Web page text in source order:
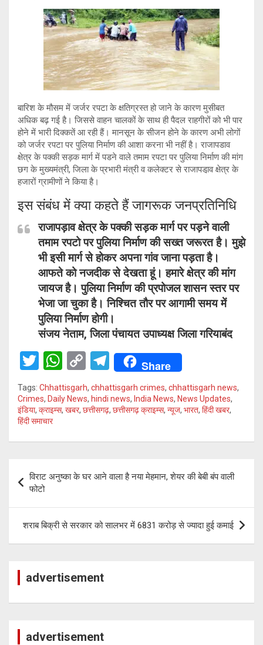
बारिश के मौसम में जर्जर रपटा के क्षतिग्रस्त हो जाने के कारण मुसीबत
अधिक बढ़ गई है। जिससे वाहन चालकों के साथ ही पैदल राहगीरों को भी पार
होने में भारी दिक्कतें आ रही हैं। मानसून के सीजन होने के कारण अभी लोगों
को जर्जर रपटा पर पुलिया निर्माण की आशा करना भी नहीं है। राजापडाव
क्षेत्र के पक्की सड़क मार्ग में पडने वाले तमाम रपटा पर पुलिया निर्माण की मांग
छग के मुख्यमंत्री, जिला के प्रभारी मंत्री व कलेक्टर से राजापडा़व क्षेत्र के
हजारों ग्रामीणों ने किया है।
इस संबंध में क्या कहते हैं जागरूक जनप्रतिनिधि
राजापड़ाव क्षेत्र के पक्की सड़क मार्ग पर पड़ने वाली
तमाम रपटो पर पुलिया निर्माण की सख्त जरूरत है। मुझे
भी इसी मार्ग से होकर अपना गांव जाना पड़ता है।
आफते को नजदीक से देखता हूं। हमारे क्षेत्र की मांग
जायज है। पुलिया निर्माण की प्रपोजल शासन स्तर पर
भेजा जा चुका है। निश्चित तौर पर आगामी समय में
पुलिया निर्माण होगी।
संजय नेताम, जिला पंचायत उपाध्यक्ष जिला गरियाबंद
T
wi
tt
er
W
h
at
s
A
p
C
o
py
Li
n
T
el
e
gr
a
Share
Tags: Chhattisgarh, chhattisgarh crimes, chhattisgarh news,
Crimes, Daily News, hindi news, India News, News Updates,
इंडिया, क्राइम्स, खबर, छत्तीसगढ़, छत्तीसगढ़ क्राइम्स, न्यूज, भारत, हिंदी खबर,
हिंदी समाचार
Post
navigation
विराट अनुष्का के घर आने वाला है नया मेहमान, शेयर की बेबी बंप वाली
फोटो
शराब बिक्री से सरकार को सालभर में 6831 करोड़ से ज्यादा हुई कमाई
advertisement
advertisement